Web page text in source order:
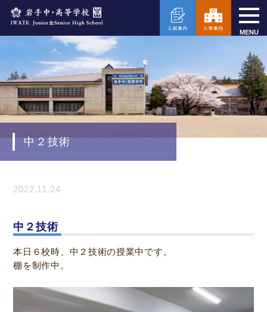
MENU
中２技術
2022.11.24
中２技術
本日６校時、中２技術の授業中です。
棚を制作中。